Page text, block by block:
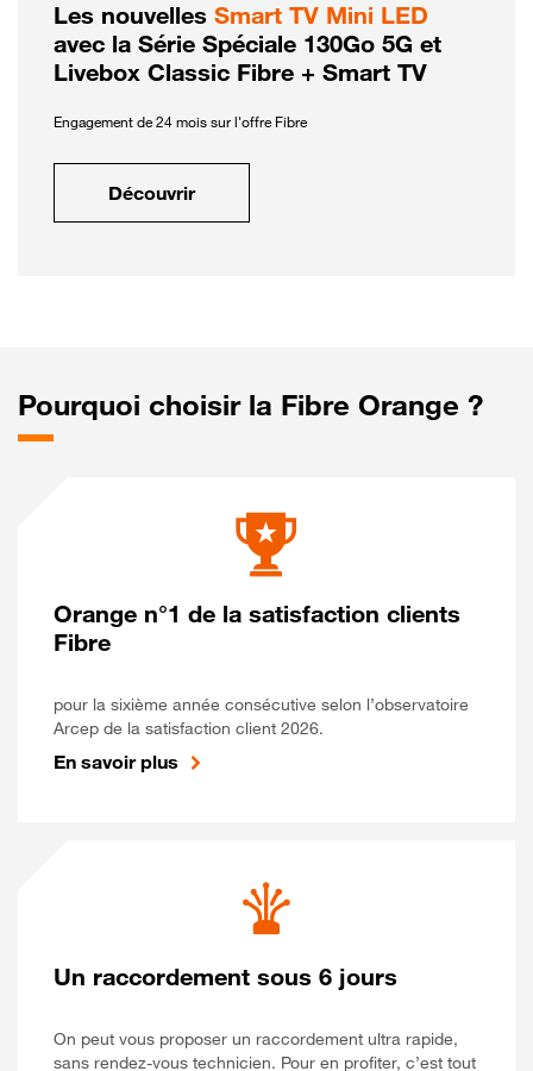
Les nouvelles Smart TV Mini LED
avec la Série Spéciale 130Go 5G et
Livebox Classic Fibre + Smart TV
Engagement de 24 mois sur l'offre Fibre
Découvrir
Pourquoi choisir la Fibre Orange ?
Orange n°1 de la satisfaction clients
Fibre
pour la sixième année consécutive selon l’observatoire
Arcep de la satisfaction client 2026.
En savoir plus
Un raccordement sous 6 jours
On peut vous proposer un raccordement ultra rapide,
sans rendez-vous technicien. Pour en profiter, c’est tout